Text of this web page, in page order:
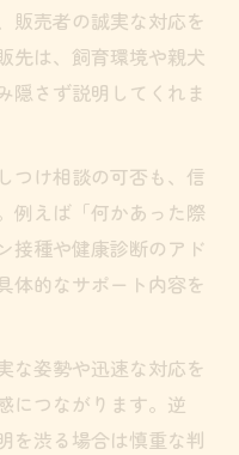
販売者の誠実な対応を
先は、飼育環境や親犬
隠さず説明してくれま
つけ相談の可否も、信
例えば「何かあった際
接種や健康診断のアド
体的なサポート内容を
な姿勢や迅速な対応を
につながります。逆
を渋る場合は慎重な判